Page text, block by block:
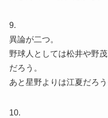
9.
異論が二つ。
野球人としては松井や野
だろう。
あと星野よりは江夏だろう
10.